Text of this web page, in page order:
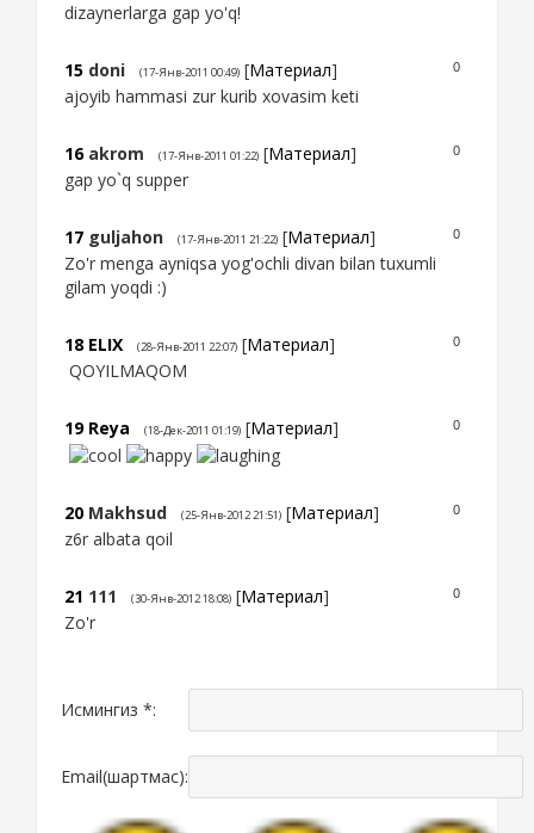
dizaynerlarga gap yo'q!
0
15 doni (17-Янв-2011 00:49) [Материал]
ajoyib hammasi zur kurib xovasim keti
0
16 akrom (17-Янв-2011 01:22) [Материал]
gap yo`q supper
0
17 guljahon (17-Янв-2011 21:22) [Материал]
Zo'r menga ayniqsa yog'ochli divan bilan tuxumli
gilam yoqdi :)
0
18 ELIX (28-Янв-2011 22:07) [Материал]
QOYILMAQOM
0
19 Reya (18-Дек-2011 01:19) [Материал]
0
20 Makhsud (25-Янв-2012 21:51) [Материал]
z6r albata qoil
0
21 111 (30-Янв-2012 18:08) [Материал]
Zo'r
Исмингиз *:
Email(шартмас):